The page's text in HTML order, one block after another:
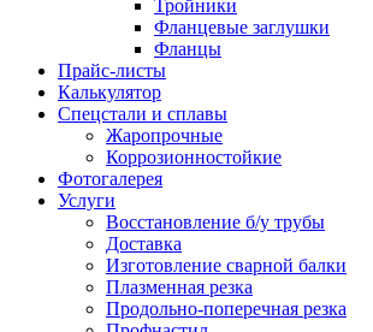
Тройники
Фланцевые заглушки
Фланцы
Прайс-листы
Калькулятор
Спецстали и сплавы
Жаропрочные
Коррозионностойкие
Фотогалерея
Услуги
Восстановление б/у трубы
Доставка
Изготовление сварной балки
Плазменная резка
Продольно-поперечная резка